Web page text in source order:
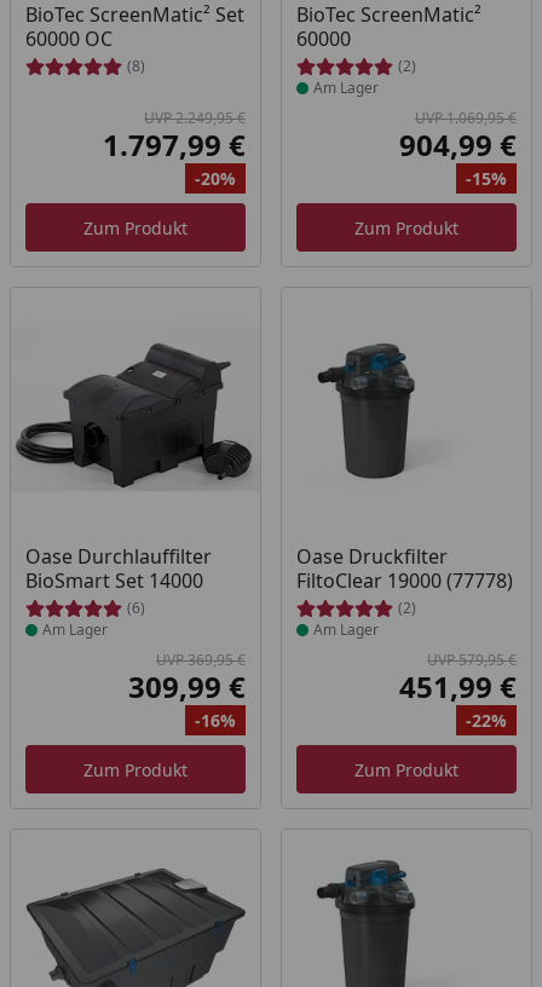
BioTec ScreenMatic² Set
60000 OC
(8)
Ursprünglicher Preis
UVP 2.249,95 €
Aktueller Preis
1.797,99 €
Rabatt
-20%
Zum Produkt
BioTec ScreenMatic²
60000
(2)
Am Lager
UVP 1.069,95 €
904,99 €
-15%
Zum Produkt
Oase Durchlauffilter
BioSmart Set 14000
(6)
Produkt am Lager
Am Lager
Ursprünglicher Preis
UVP 369,95 €
Aktueller Preis
309,99 €
Rabatt
-16%
Zum Produkt
Oase Druckfilter
FiltoClear 19000 (77778)
(2)
Produkt am Lager
Am Lager
UVP 579,95 €
451,99 €
-22%
Zum Produkt